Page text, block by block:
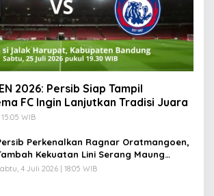
2026: Persib Siap Tampil
FC Ingin Lanjutkan Tradisi Juara
WIB
Perkenalkan Ragnar Oratmangoen,
Kekuatan Lini Serang Maung
4 Juli 2026 | 18:05 WIB